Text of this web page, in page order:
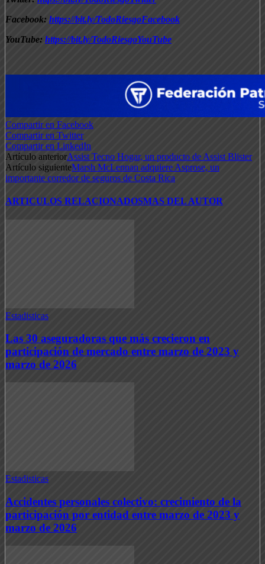
Facebook: https://bit.ly/TodoRiesgoFacebook
YouTube: https://bit.ly/TodoRiesgoYouTube
Compartir en Facebook
Compartir en Twitter
Compartir en LinkedIn
Artículo anteriorAssist Tecno Hogar, un producto de Assist Blister
Artículo siguienteMarsh McLennan adquiere Asprose, un
importante corredor de seguros de Costa Rica
ARTICULOS RELACIONADOSMAS DEL AUTOR
Estadisticas
Las 30 aseguradoras que más crecieron en
participación de mercado entre marzo de 2023 y
marzo de 2026
Estadisticas
Accidentes personales colectivo: crecimiento de la
participación por entidad entre marzo de 2023 y
marzo de 2026